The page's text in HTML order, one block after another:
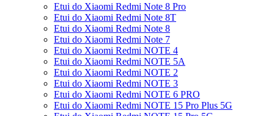
Etui do Xiaomi Redmi Note 8 Pro
Etui do Xiaomi Redmi Note 8T
Etui do Xiaomi Redmi Note 8
Etui do Xiaomi Redmi Note 7
Etui do Xiaomi Redmi NOTE 4
Etui do Xiaomi Redmi NOTE 5A
Etui do Xiaomi Redmi NOTE 2
Etui do Xiaomi Redmi NOTE 3
Etui do Xiaomi Redmi NOTE 6 PRO
Etui do Xiaomi Redmi NOTE 15 Pro Plus 5G